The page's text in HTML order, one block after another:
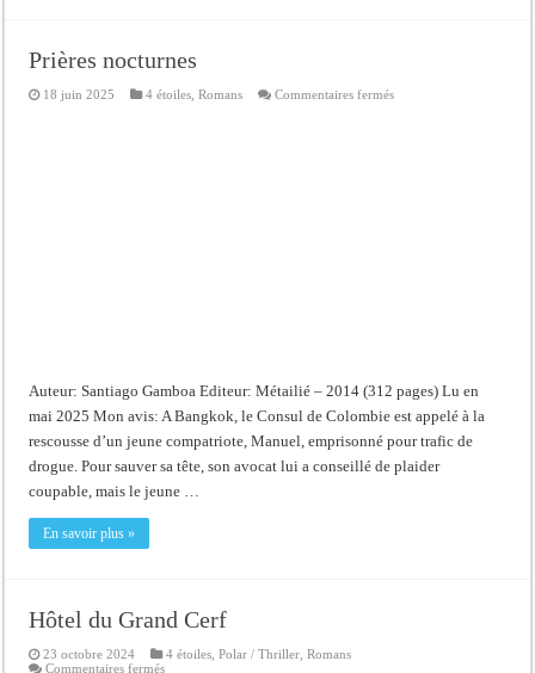
Prières nocturnes
18 juin 2025 4 étoiles ,Romans Commentaires ferméssur
Auteur: Santiago Gamboa Editeur: Métailié – 2014 (312 pages) Lu en
mai 2025 Mon avis: A Bangkok, le Consul de Colombie est appelé à la
rescousse d’un jeune compatriote, Manuel, emprisonné pour trafic de
drogue. Pour sauver sa tête, son avocat lui a conseillé de plaider
coupable, mais le jeune …
En savoir plus »
Hôtel du Grand Cerf
23 octobre 2024 4 étoiles ,Polar / Thriller ,Romans
Commentaires ferméssur